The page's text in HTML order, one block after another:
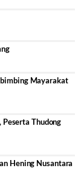
Mayarakat
Thudong
Hening Nusantara